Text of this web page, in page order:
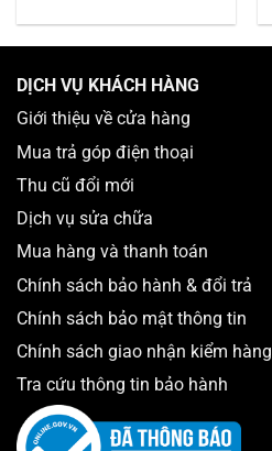
DỊCH VỤ KHÁCH HÀNG
Giới thiệu về cửa hàng
Mua trả góp điện thoại
Thu cũ đổi mới
Dịch vụ sửa chữa
Mua hàng và thanh toán
Chính sách bảo hành & đổi trả
Chính sách bảo mật thông tin
Chính sách giao nhận kiểm hàng
Tra cứu thông tin bảo hành